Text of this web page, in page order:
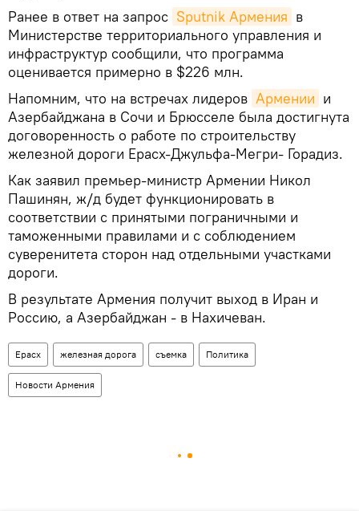
Ранее в ответ на запрос Sputnik Армения в
Министерстве территориального управления и
инфраструктур сообщили, что программа
оценивается примерно в $226 млн.
Напомним, что на встречах лидеров Армении и
Азербайджана в Сочи и Брюсселе была достигнута
договоренность о работе по строительству
железной дороги Ерасх-Джульфа-Мегри- Горадиз.
Как заявил премьер-министр Армении Никол
Пашинян, ж/д будет функционировать в
соответствии с принятыми пограничными и
таможенными правилами и с соблюдением
суверенитета сторон над отдельными участками
дороги.
В результате Армения получит выход в Иран и
Россию, а Азербайджан - в Нахичеван.
Ерасх железная дорога съемка Политика
Новости Армения